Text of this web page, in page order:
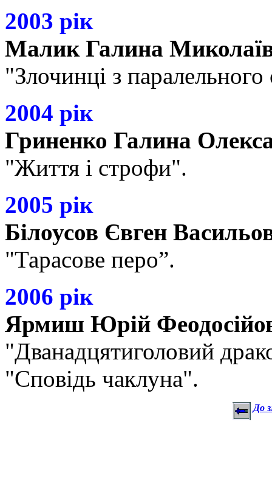
2003 рік
Малик Галина
"Злочинці з паралельного
2004 рік
Гриненко Галина
"Життя і строфи".
2005 рік
Білоусов Євген
"Тарасове перо”.
2006 рік
Ярмиш Юрій
"Дванадцятиголовий
"Сповідь чаклуна".
До